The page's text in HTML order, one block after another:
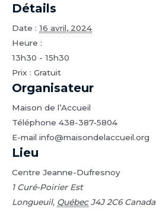
Détails
Date : 16 avril, 2024
Heure :
13h30 - 15h30
Prix : Gratuit
Organisateur
Maison de l’Accueil
Téléphone 438-387-5804
E-mail info@maisondelaccueil.org
Lieu
Centre Jeanne-Dufresnoy
1 Curé-Poirier Est
Longueuil, Québec J4J 2C6 Canada